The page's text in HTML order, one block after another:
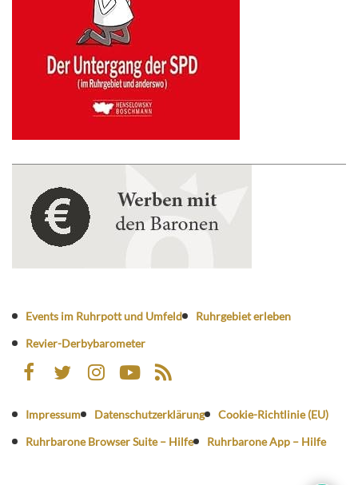
Events im Ruhrpott und Umfeld
Ruhrgebiet erleben
Revier-Derbybarometer
Impressum Datenschutzerklärung
Cookie-Richtlinie (EU)
Ruhrbarone Browser Suite – Hilfe
Ruhrbarone App – Hilfe